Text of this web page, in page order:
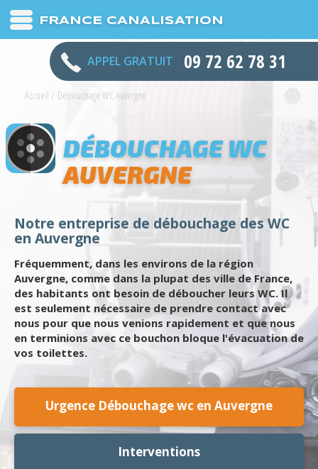
FRANCE CANALISATION
APPEL GRATUIT 09 72 62 78 31
Accueil / Débouchage WC Auvergne
DÉBOUCHAGE WC
AUVERGNE
Notre entreprise de débouchage des WC
en Auvergne
Fréquemment, dans les environs de la région
Auvergne, comme dans la plupat des ville de France,
des habitants ont besoin de déboucher leurs WC. Il
est seulement nécessaire de prendre contact avec
nous pour que nous venions rapidement et que nous
en terminions avec ce bouchon bloque l'évacuation de
vos toilettes.
Urgence Débouchage wc en Auvergne
Interventions